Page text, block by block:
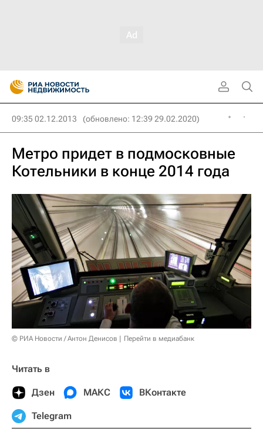
09:35 02.12.2013 (обновлено: 12:39 29.02.2020)
Метро придет в подмосковные
Котельники в конце 2014 года
© РИА Новости / Антон Денисов Перейти в медиабанк
Читать в
Дзен МАКС ВКонтакте
Telegram